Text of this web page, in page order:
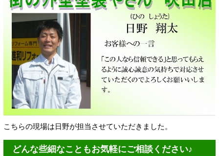
こちらの現場は日野が担当させていただきました。
どんな些細なこともお気軽にご相談ください♪